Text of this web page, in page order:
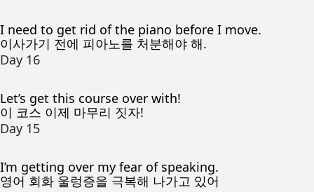
I need to get rid of the piano before I move.
이사가기 전에 피아노를 처분해야 해.
Day 16
Let’s get this course over with!
이 코스 이제 마무리 짓자!
Day 15
I’m getting over my fear of speaking.
영어 회화 울렁증을 극복해 나가고 있어